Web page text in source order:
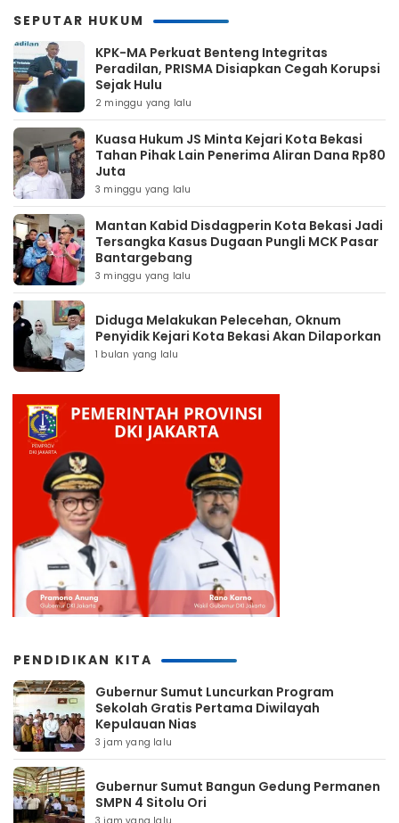
SEPUTAR HUKUM
KPK-MA Perkuat Benteng Integritas
Peradilan, PRISMA Disiapkan Cegah Korupsi
Sejak Hulu
2 minggu yang lalu
Kuasa Hukum JS Minta Kejari Kota Bekasi
Tahan Pihak Lain Penerima Aliran Dana Rp80
Juta
3 minggu yang lalu
Mantan Kabid Disdagperin Kota Bekasi Jadi
Tersangka Kasus Dugaan Pungli MCK Pasar
Bantargebang
3 minggu yang lalu
Diduga Melakukan Pelecehan, Oknum
Penyidik Kejari Kota Bekasi Akan Dilaporkan
1 bulan yang lalu
PENDIDIKAN KITA
Gubernur Sumut Luncurkan Program
Sekolah Gratis Pertama Diwilayah
Kepulauan Nias
3 jam yang lalu
Gubernur Sumut Bangun Gedung Permanen
SMPN 4 Sitolu Ori